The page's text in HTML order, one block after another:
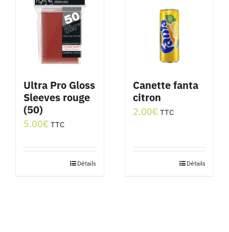
Ultra Pro Gloss
Sleeves rouge
(50)
5.00€ TTC
Détails
Canette fanta
citron
2.00€ TTC
Détails